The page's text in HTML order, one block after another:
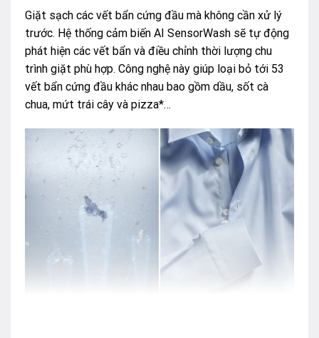
Giặt sạch các vết bẩn cứng đầu mà không cần xử lý
trước. Hệ thống cảm biến AI SensorWash sẽ tự động
phát hiện các vết bẩn và điều chỉnh thời lượng chu
trình giặt phù hợp. Công nghệ này giúp loại bỏ tới 53
vết bẩn cứng đầu khác nhau bao gồm dầu, sốt cà
chua, mứt trái cây và pizza*…